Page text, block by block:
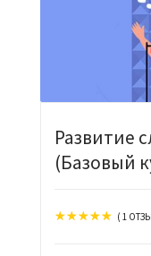
Развитие
(Базовый
( 1